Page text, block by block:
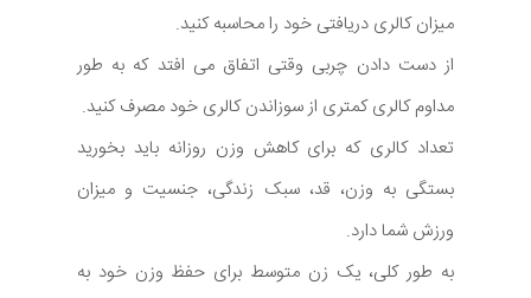
میزان کالری دریافتی خود را محاسبه کنید.
از دست دادن چربی وقتی اتفاق می افتد که به طور
مداوم کالری کمتری از سوزاندن کالری خود مصرف کنید.
تعداد کالری که برای کاهش وزن روزانه باید بخورید
بستگی به وزن، قد، سبک زندگی، جنسیت و میزان
ورزش شما دارد.
به طور کلی، یک زن متوسط برای حفظ وزن خود به